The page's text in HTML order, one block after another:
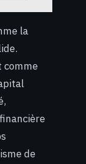
la
comme
de